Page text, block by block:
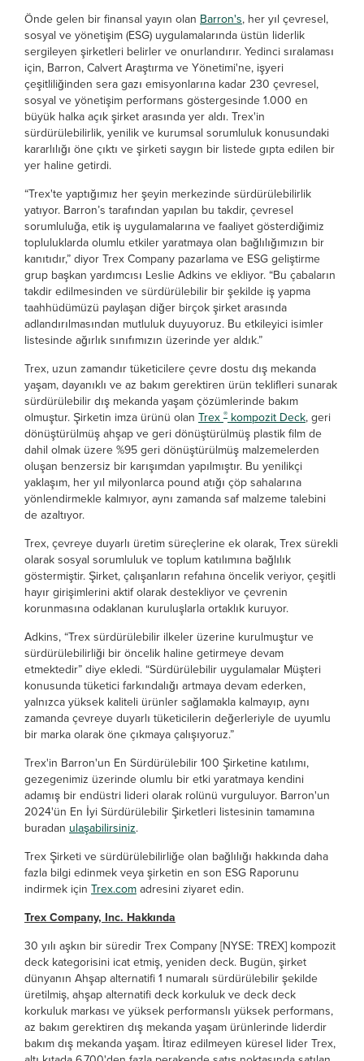
Önde gelen bir finansal yayın olan Barron's, her yıl çevresel,
sosyal ve yönetişim (ESG) uygulamalarında üstün liderlik
sergileyen şirketleri belirler ve onurlandırır. Yedinci sıralaması
için, Barron, Calvert Araştırma ve Yönetimi'ne, işyeri
çeşitliliğinden sera gazı emisyonlarına kadar 230 çevresel,
sosyal ve yönetişim performans göstergesinde 1.000 en
büyük halka açık şirket arasında yer aldı. Trex'in
sürdürülebilirlik, yenilik ve kurumsal sorumluluk konusundaki
kararlılığı öne çıktı ve şirketi saygın bir listede gıpta edilen bir
yer haline getirdi.
“Trex'te yaptığımız her şeyin merkezinde sürdürülebilirlik
yatıyor. Barron’s tarafından yapılan bu takdir, çevresel
sorumluluğa, etik iş uygulamalarına ve faaliyet gösterdiğimiz
topluluklarda olumlu etkiler yaratmaya olan bağlılığımızın bir
kanıtıdır,” diyor Trex Company pazarlama ve ESG geliştirme
grup başkan yardımcısı Leslie Adkins ve ekliyor. “Bu çabaların
takdir edilmesinden ve sürdürülebilir bir şekilde iş yapma
taahhüdümüzü paylaşan diğer birçok şirket arasında
adlandırılmasından mutluluk duyuyoruz. Bu etkileyici isimler
listesinde ağırlık sınıfımızın üzerinde yer aldık.”
Trex, uzun zamandır tüketicilere çevre dostu dış mekanda
yaşam, dayanıklı ve az bakım gerektiren ürün teklifleri sunarak
sürdürülebilir dış mekanda yaşam çözümlerinde bakım
olmuştur. Şirketin imza ürünü olan Trex ® kompozit Deck, geri
dönüştürülmüş ahşap ve geri dönüştürülmüş plastik film de
dahil olmak üzere %95 geri dönüştürülmüş malzemelerden
oluşan benzersiz bir karışımdan yapılmıştır. Bu yenilikçi
yaklaşım, her yıl milyonlarca pound atığı çöp sahalarına
yönlendirmekle kalmıyor, aynı zamanda saf malzeme talebini
de azaltıyor.
Trex, çevreye duyarlı üretim süreçlerine ek olarak, Trex sürekli
olarak sosyal sorumluluk ve toplum katılımına bağlılık
göstermiştir. Şirket, çalışanların refahına öncelik veriyor, çeşitli
hayır girişimlerini aktif olarak destekliyor ve çevrenin
korunmasına odaklanan kuruluşlarla ortaklık kuruyor.
Adkins, “Trex sürdürülebilir ilkeler üzerine kurulmuştur ve
sürdürülebilirliği bir öncelik haline getirmeye devam
etmektedir” diye ekledi. “Sürdürülebilir uygulamalar Müşteri
konusunda tüketici farkındalığı artmaya devam ederken,
yalnızca yüksek kaliteli ürünler sağlamakla kalmayıp, aynı
zamanda çevreye duyarlı tüketicilerin değerleriyle de uyumlu
bir marka olarak öne çıkmaya çalışıyoruz.”
Trex'in Barron'un En Sürdürülebilir 100 Şirketine katılımı,
gezegenimiz üzerinde olumlu bir etki yaratmaya kendini
adamış bir endüstri lideri olarak rolünü vurguluyor. Barron'un
2024'ün En İyi Sürdürülebilir Şirketleri listesinin tamamına
buradan ulaşabilirsiniz.
Trex Şirketi ve sürdürülebilirliğe olan bağlılığı hakkında daha
fazla bilgi edinmek veya şirketin en son ESG Raporunu
indirmek için Trex.comadresini ziyaret edin.
Trex Company, Inc. Hakkında
30 yılı aşkın bir süredir Trex Company [NYSE: TREX] kompozit
deck kategorisini icat etmiş, yeniden deck. Bugün, şirket
dünyanın Ahşap alternatifi 1 numaralı sürdürülebilir şekilde
üretilmiş, ahşap alternatifi deck korkuluk ve deck deck
korkuluk markası ve yüksek performanslı yüksek performans,
az bakım gerektiren dış mekanda yaşam ürünlerinde liderdir
bakım dış mekanda yaşam. İtiraz edilmeyen küresel lider Trex,